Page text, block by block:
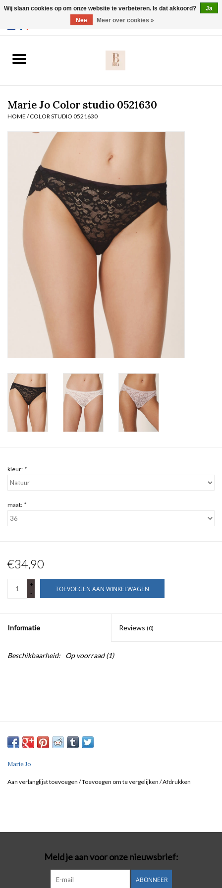
Slip
Body
Nachtmode
Homewear
Badmode
Lingerie-accessoires
Cadeaubonnen
Marie Jo Color studio 0521630
HOME /COLOR STUDIO 0521630
kleur: *
maat: *
€34,90
+
-
TOEVOEGEN AAN WINKELWAGEN
Informatie Reviews (0)
Beschikbaarheid: Op voorraad(1)
Marie Jo
Aan verlanglijst toevoegen /Toevoegen om te vergelijken /Afdrukken
Meld je aan voor onze nieuwsbrief:
ABONNEER
Wij slaan cookies op om onze website te verbeteren. Is dat akkoord?
Ja
Nee
Meer over cookies »
Webshop werkt met EU maten. .